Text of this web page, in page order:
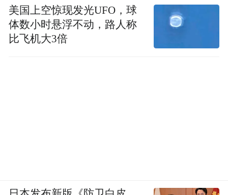
美国上空惊现发光UFO，球
体数小时悬浮不动，路人称
比飞机大3倍